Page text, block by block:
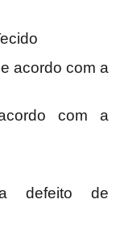
acordo com a
com a
defeito de